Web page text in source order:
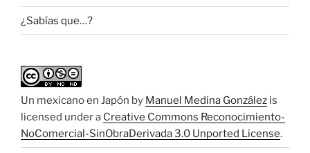
¿Sabías que…?
Un mexicano en Japón by Manuel Medina González is
licensed under a Creative Commons Reconocimiento-
NoComercial-SinObraDerivada 3.0 Unported License.